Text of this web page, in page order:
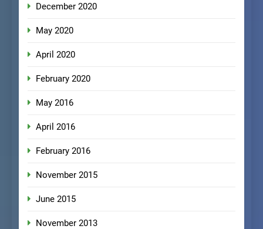
December 2020
May 2020
April 2020
February 2020
May 2016
April 2016
February 2016
November 2015
June 2015
November 2013